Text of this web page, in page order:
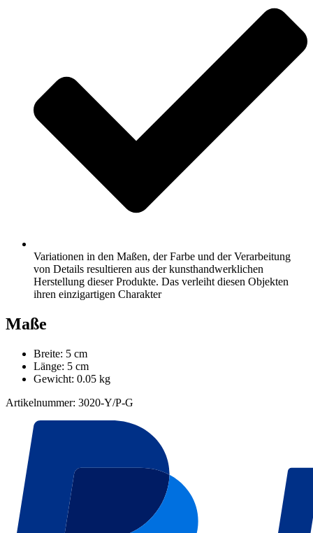
Variationen in den Maßen, der Farbe und der Verarbeitung
von Details resultieren aus der kunsthandwerklichen
Herstellung dieser Produkte. Das verleiht diesen Objekten
ihren einzigartigen Charakter
Maße
Breite: 5 cm
Länge: 5 cm
Gewicht: 0.05 kg
Artikelnummer: 3020-Y/P-G